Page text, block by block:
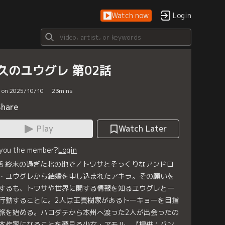
Watch now Login
のユウグレ 第02話
2025/10/10 23mins
Play
Watch Later
the member?Login
終末の過ぎた北の地で／トワサとそっくりなアンドロ
ユウグレから結婚を申し込まれたアキラ。その願いを
るも、トワサや世界に関する情報を知るユウグレと一
動することに。2人は王真樹家があるトーキョーを目指
を始める。ハコダテから本州へ渡った2人が出会ったの